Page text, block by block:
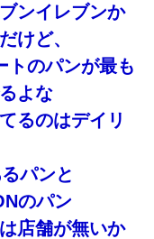
ンイレブンか
けど、
トのパンが最も
よな
るのはデイリ
パンと
のパン
店舗が無いか